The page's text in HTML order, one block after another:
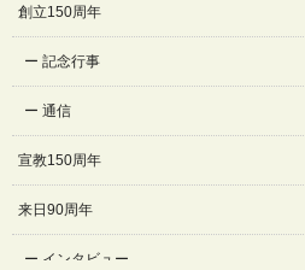
創立150周年
記念行事
通信
宣教150周年
来日90周年
インタビュー